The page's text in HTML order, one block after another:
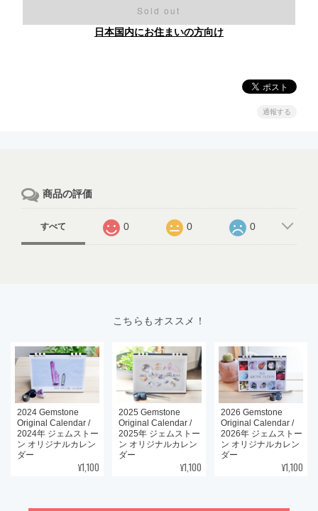
Sold out
日本国内にお住まいの方向け
通報する
商品の評価
すべて 0 0 0
こちらもオススメ！
2024 Gemstone
Original Calendar /
2024年 ジェムストー
ン オリジナルカレン
ダー
¥1,100
2025 Gemstone
Original Calendar /
2025年 ジェムストー
ン オリジナルカレン
ダー
¥1,100
2026 Gemstone
Original Calendar /
2026年 ジェムストー
ン オリジナルカレン
ダー
¥1,100